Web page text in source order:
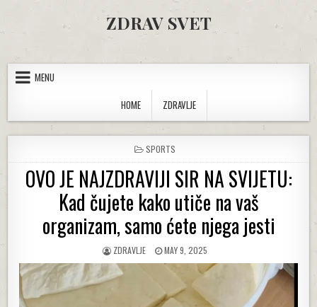
ZDRAV SVET
MENU
HOME
ZDRAVLJE
POSTED IN
SPORTS
OVO JE NAJZDRAVIJI SIR NA SVIJETU:
Kad čujete kako utiče na vaš
organizam, samo ćete njega jesti
AUTHOR:
ZDRAVLJE PUBLISHED DATE:
MAY 9, 2025